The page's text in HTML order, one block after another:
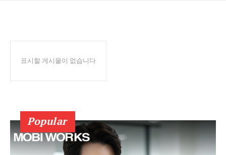
표시할 게시물이 없습니다
Popular